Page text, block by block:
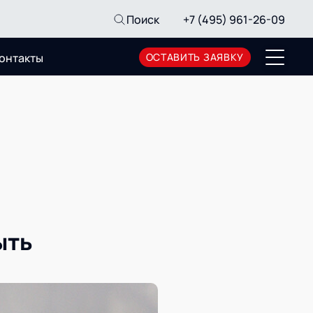
Поиск +7 (495) 961-26-09
ОСТАВИТЬ ЗАЯВКУ